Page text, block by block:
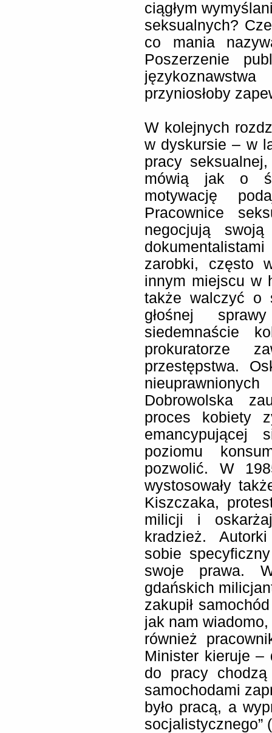
ciągłym
seksualnych?
co mania
Poszerzenie
przyniosłoby
W kolejnych
w dyskursie – w
pracy
mówią jak o
motywację
Pracownice
negocjują
zarobki, często
innym miejscu w
także walczyć o
głośnej
siedemnaście
prokuratorze
przestępstwa.
Dobrowolska
proces kobiety
emancypującej
poziomu
pozwolić. W
wystosowały
Kiszczaka,
milicji i
kradzież.
sobie
swoje prawa.
gdańskich
zakupił
jak nam
również
Minister kieruje –
do pracy
samochodami
było pracą, a
socjalistycznego”